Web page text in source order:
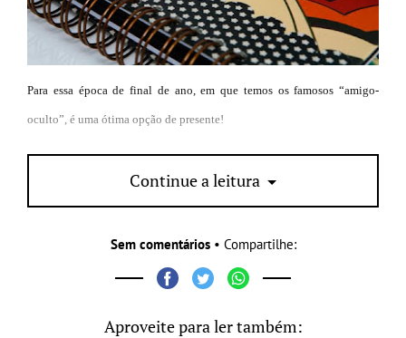
Para essa época de final de ano, em que temos os famosos “amigo-
oculto”, é uma ótima opção de presente!
www.papelcraft.com.brContinue a leitura
Sem comentários• Compartilhe:
Aproveite para ler também: